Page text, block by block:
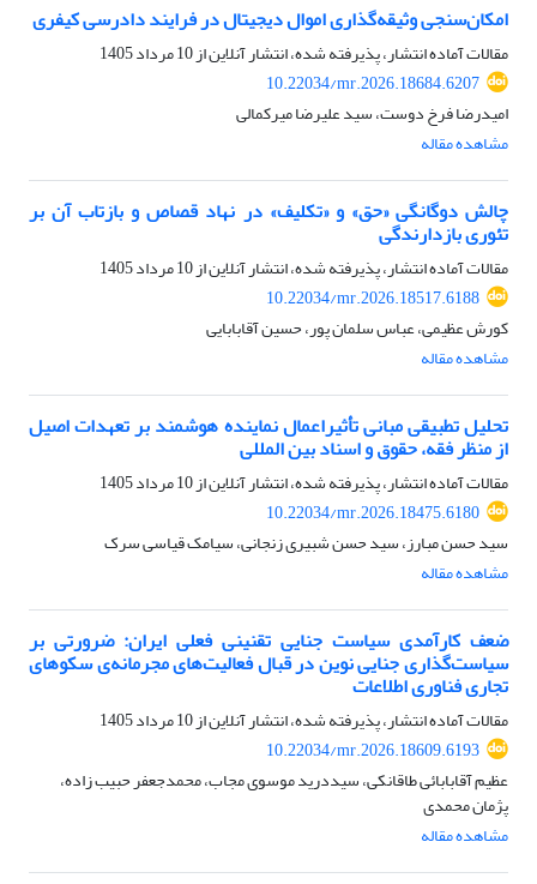
امکان‌سنجی وثیقه‌گذاری اموال دیجیتال در فرایند دادرسی کیفری
مقالات آماده انتشار، پذیرفته شده، انتشار آنلاین از10 مرداد 1405
10.22034/mr.2026.18684.6207
امیدرضا فرخ دوست، سید علیرضا میرکمالی
مشاهده مقاله
چالش دوگانگی «حق» و «تکلیف» در نهاد قصاص و بازتاب آن بر
تئوری بازدارندگی
مقالات آماده انتشار، پذیرفته شده، انتشار آنلاین از10 مرداد 1405
10.22034/mr.2026.18517.6188
کورش عظیمی، عباس سلمان پور، حسین آقابابایی
مشاهده مقاله
تحلیل تطبیقی مبانی تأثیراعمال نماینده هوشمند بر تعهدات اصیل
از منظر فقه، حقوق و اسناد بین المللی
مقالات آماده انتشار، پذیرفته شده، انتشار آنلاین از10 مرداد 1405
10.22034/mr.2026.18475.6180
سید حسن مبارز، سید حسن شبیری زنجانی، سیامک قیاسی سرک
مشاهده مقاله
ضعف کارآمدی سیاست جنایی تقنینی فعلی ایران: ضرورتی بر
سیاست‌گذاری جنایی نوین در قبال فعالیت‌های مجرمانه‌ی سکوهای
تجاری فناوری اطلاعات
مقالات آماده انتشار، پذیرفته شده، انتشار آنلاین از10 مرداد 1405
10.22034/mr.2026.18609.6193
عظیم آقابابائی طاقانکی، سیددرید موسوی مجاب، محمدجعفر حبیب زاده،
پژمان محمدی
مشاهده مقاله